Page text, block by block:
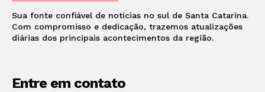
Sua fonte confiável de notícias no sul de Santa Catarina.
Com compromisso e dedicação, trazemos atualizações
diárias dos principais acontecimentos da região.
Entre em contato